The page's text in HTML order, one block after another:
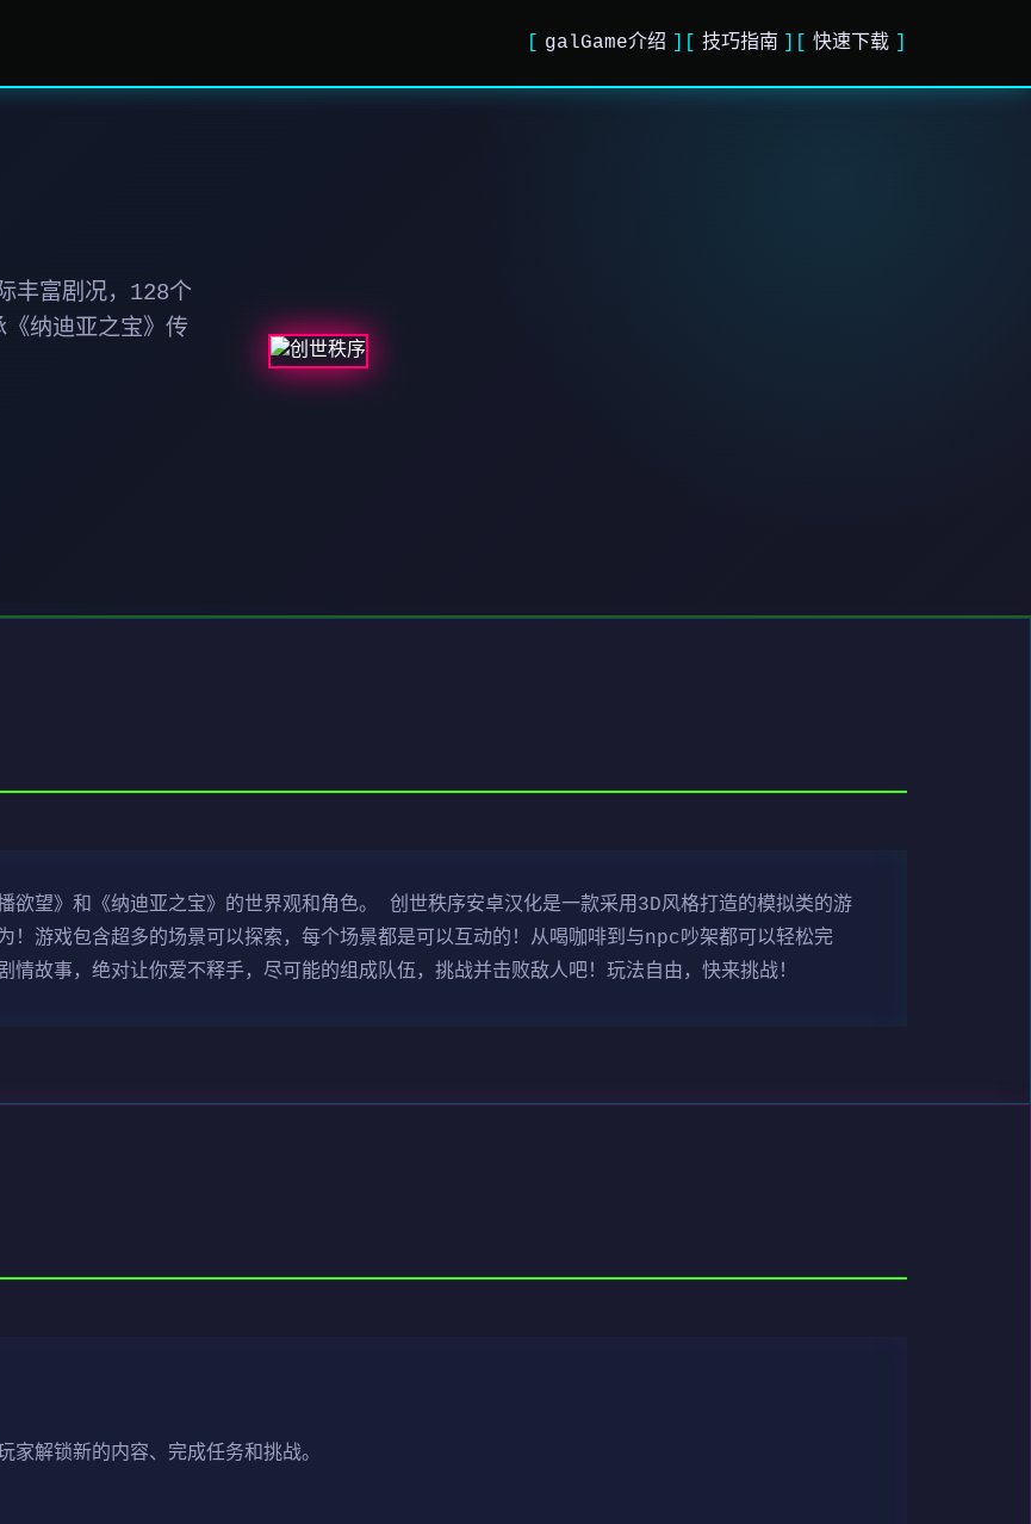
galGame介绍 技巧指南 快速下载
丰富剧况，128个
纳迪亚之宝》传
欲望》和《纳迪亚之宝》的世界观和角色。 创世秩序安卓汉化是一款采用3D风格打造的模拟类的游
！游戏包含超多的场景可以探索，每个场景都是可以互动的！从喝咖啡到与npc吵架都可以轻松完
故事，绝对让你爱不释手，尽可能的组成队伍，挑战并击败敌人吧！玩法自由，快来挑战！
解锁新的内容、完成任务和挑战。